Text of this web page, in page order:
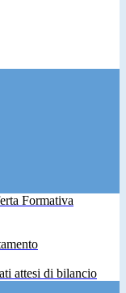
Formativa
attesi di bilancio